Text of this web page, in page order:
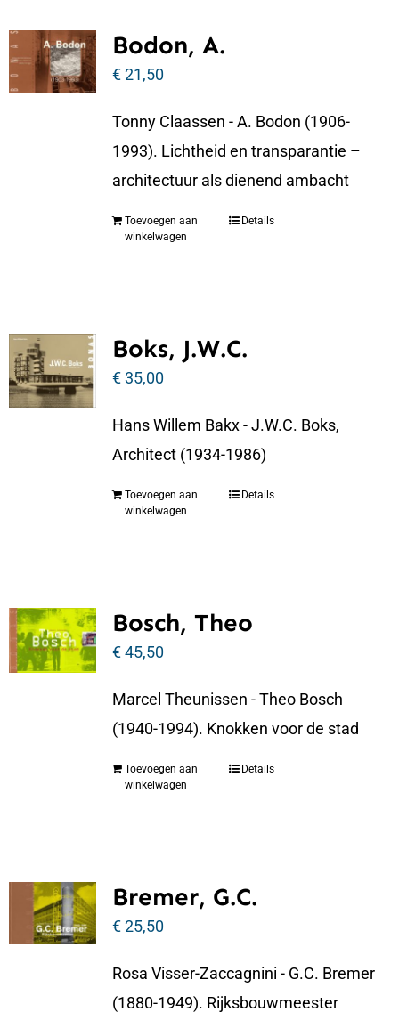
Bodon, A.
€21,50
Tonny Claassen - A. Bodon (1906-
1993). Lichtheid en transparantie –
architectuur als dienend ambacht
Toevoegen aan
winkelwagen
Details
Boks, J.W.C.
€35,00
Hans Willem Bakx - J.W.C. Boks,
Architect (1934-1986)
Toevoegen aan
winkelwagen
Details
Bosch, Theo
€45,50
Marcel Theunissen - Theo Bosch
(1940-1994). Knokken voor de stad
Toevoegen aan
winkelwagen
Details
Bremer, G.C.
€25,50
Rosa Visser-Zaccagnini - G.C. Bremer
(1880-1949). Rijksbouwmeester